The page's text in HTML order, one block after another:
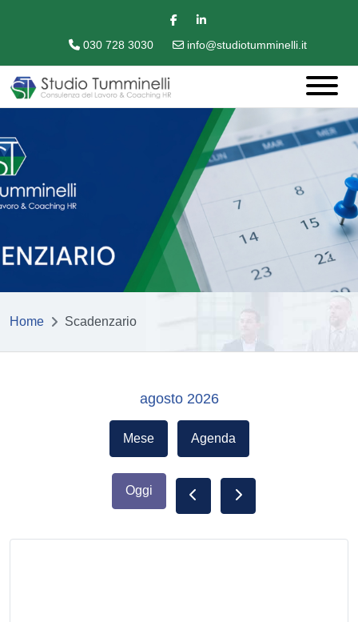
030 728 3030 info@studiotumminelli.it
Home Scadenzario
agosto 2026
Mese Agenda
Oggi